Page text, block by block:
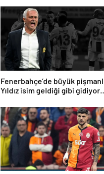
Fenerbahçe’de büyük
Yıldız isim geldiği gibi gidiyor…